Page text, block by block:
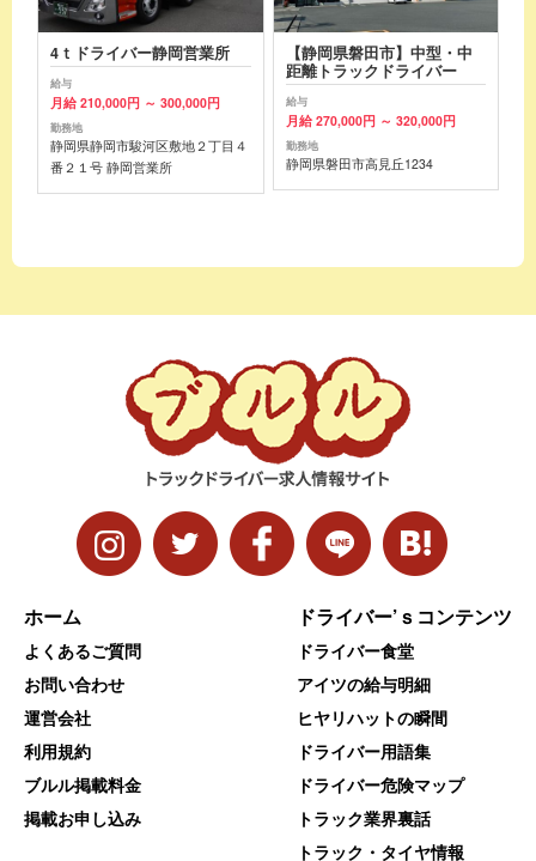
4ｔドライバー静岡営業所
給与
月給 210,000円 ～ 300,000円
勤務地
静岡県静岡市駿河区敷地２丁目４
番２１号 静岡営業所
【静岡県磐田市】中型・中
距離トラックドライバー
給与
月給 270,000円 ～ 320,000円
勤務地
静岡県磐田市高見丘1234
ホーム
よくあるご質問
お問い合わせ
運営会社
利用規約
ブルル掲載料金
掲載お申し込み
ドライバー’ｓコンテンツ
ドライバー食堂
アイツの給与明細
ヒヤリハットの瞬間
ドライバー用語集
ドライバー危険マップ
トラック業界裏話
トラック・タイヤ情報